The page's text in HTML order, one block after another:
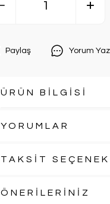
Paylaş Yorum Yaz
ÜRÜN BİLGİSİ
YORUMLAR
TAKSİT
ÖNERİLERİNİZ